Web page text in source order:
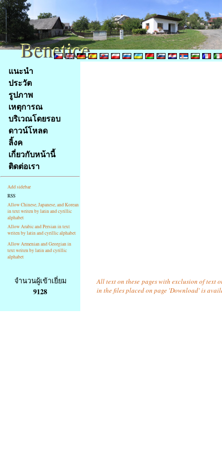
obsah
stránky
Klávesové
zkratky
tomto
webu
základní
Hlavní
strana
แนะนำ
ประวัต
รูปภาพ
เหตุการณ
บริเวณโดยรอบ
ดาวน์โหลด
ลิ้งค
เกี่ยวกับหน้านี้
ติดต่อเรา
Add sidebar
RSS
Allow Chinese, Japanese, and Korean
in text writen by latin and cyrillic
alphabet
Allow Arabic and Persian in text
writen by latin and cyrillic alphabet
Allow Armenian and Georgian in
text writen by latin and cyrillic
alphabet
จำนวนผู้เข้าเยี่ยม
9128
All text on these pages with exclusion of text
in the files placed on page 'Download' is
Benetice
Benetice